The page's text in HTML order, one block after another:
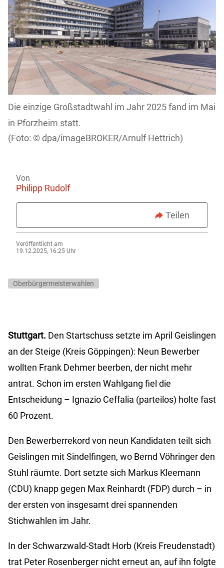
Die einzige Großstadtwahl im Jahr 2025 fand im Mai
in Pforzheim statt.
dpa/imageBROKER/Arnulf Hettrich)
Von
Philipp Rudolf
Teilen
Veröffentlicht am
19.12.2025, 16:25 Uhr
Oberbürgermeisterwahlen
Stuttgart. Den Startschuss setzte im April Geislingen
an der Steige (Kreis Göppingen): Neun Bewerber
wollten Frank Dehmer beerben, der nicht mehr
antrat. Schon im ersten Wahlgang fiel die
Entscheidung – Ignazio Ceffalia (parteilos) holte fast
60 Prozent.
Den Bewerberrekord von neun Kandidaten teilt sich
Geislingen mit Sindelfingen, wo Bernd Vöhringer den
Stuhl räumte. Dort setzte sich Markus Kleemann
(CDU) knapp gegen Max Reinhardt (FDP) durch – in
der ersten von insgesamt drei spannenden
Stichwahlen im Jahr.
In der Schwarzwald-Stadt Horb (Kreis Freudenstadt)
trat Peter Rosenberger nicht erneut an, auf ihn folgte